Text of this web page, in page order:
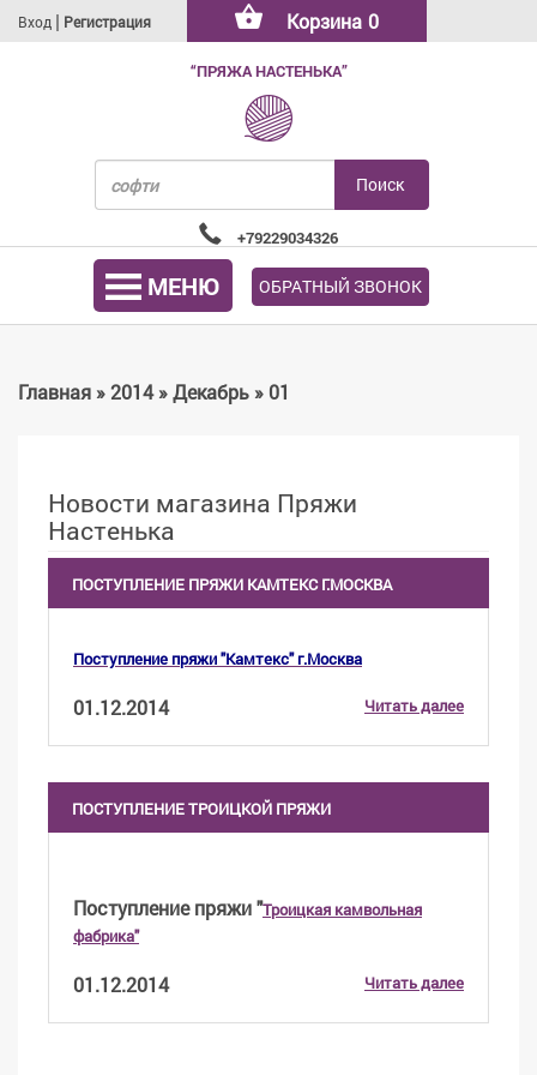
Вход | Регистрация Корзина 0
“ПРЯЖА НАСТЕНЬКА”
+79229034326
МЕНЮ ОБРАТНЫЙ ЗВОНОК
Главная»2014»Декабрь» 01
Новости магазина Пряжи
Настенька
ПОСТУПЛЕНИЕ ПРЯЖИ КАМТЕКС Г.МОСКВА
Поступление пряжи "Камтекс" г.Москва
01.12.2014 Читать далее
ПОСТУПЛЕНИЕ ТРОИЦКОЙ ПРЯЖИ
Поступление пряжи "Троицкая камвольная
фабрика"
01.12.2014 Читать далее